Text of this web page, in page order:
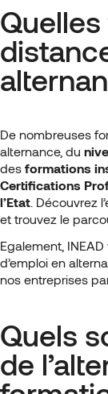
De nombreuses
alternance, du
des formations
Certifications
l’Etat . Découvrez
et trouvez le
Egalement,
d’emploi en
nos entreprises
Quels
de